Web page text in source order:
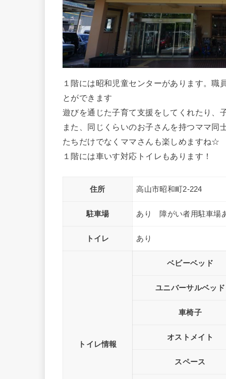
１階には昭和児童センターがあります。
とができます
遊びを通じた子育て支援をしてくれたり、
また、同じくらいのお子さんを持つママ同
たちだけでなくママさんも楽しめますね☆
１階には車いす対応トイレもあります！
住所 高山市昭和町2-224
駐車場 あり 障がい者用駐車場
トイレ あり
トイレ情報
ベビーベッド
ユニバーサルベッド
車椅子
オストメイト
スペース